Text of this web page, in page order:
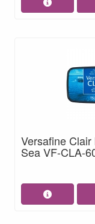
Versafine
Sea VF-CLA-